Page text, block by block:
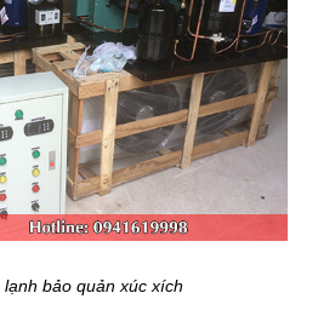
lạnh bảo quản xúc xích